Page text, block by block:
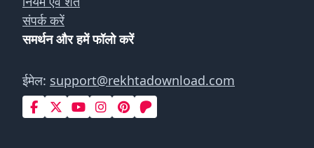
संपर्क करें
समर्थन और हमें फॉलो करें
ईमेल: support@rekhtadownload.com